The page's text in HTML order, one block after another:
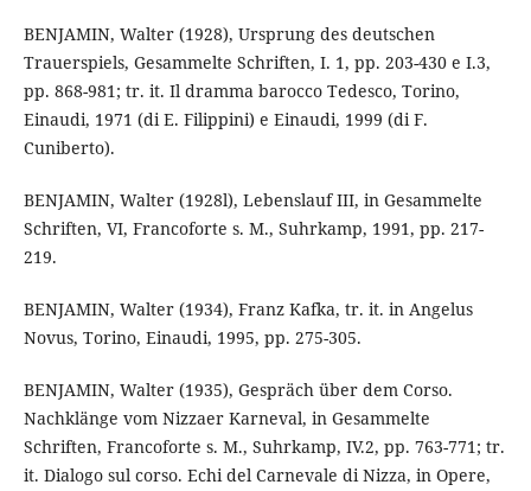
BENJAMIN, Walter (1928), Ursprung des deutschen
Trauerspiels, Gesammelte Schriften, I. 1, pp. 203-430 e I.3,
pp. 868-981; tr. it. Il dramma barocco Tedesco, Torino,
Einaudi, 1971 (di E. Filippini) e Einaudi, 1999 (di F.
Cuniberto).
BENJAMIN, Walter (1928l), Lebenslauf III, in Gesammelte
Schriften, VI, Francoforte s. M., Suhrkamp, 1991, pp. 217-
219.
BENJAMIN, Walter (1934), Franz Kafka, tr. it. in Angelus
Novus, Torino, Einaudi, 1995, pp. 275-305.
BENJAMIN, Walter (1935), Gespräch über dem Corso.
Nachklänge vom Nizzaer Karneval, in Gesammelte
Schriften, Francoforte s. M., Suhrkamp, IV.2, pp. 763-771; tr.
it. Dialogo sul corso. Echi del Carnevale di Nizza, in Opere,